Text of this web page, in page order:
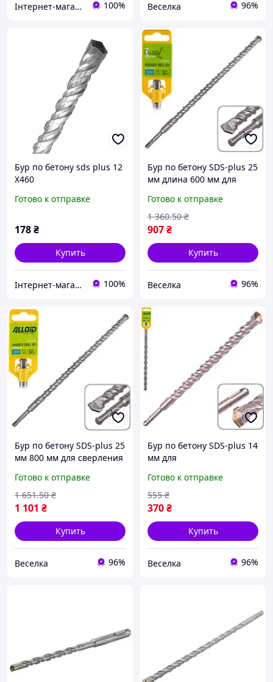
Інтернет-магазин ПЛАНЕТА TOOLS 100% Веселка 96%
Бур по бетону sds plus 12
Х460
Готово к отправке
178₴
Купить
Інтернет-магазин ПЛАНЕТА TOOLS 100%
Бур по бетону SDS-plus 25
мм длина 600 мм для
кирпиче и твердых
материалах FLAME
Готово к отправке
907₴
1 360.50 ₴
Купить
Веселка 96%
Бур по бетону SDS-plus 25
мм 800 мм для сверления
профессионалов и
домашних мастеров
FLAME
Готово к отправке
1 101 ₴
1 651.50 ₴
Купить
Веселка 96%
Бур по бетону SDS-plus 14
мм для
строителей и домашних
мастеров для быстрого
бурения в бетоне FLAME
Готово к отправке
370₴
555 ₴
Купить
Веселка 96%